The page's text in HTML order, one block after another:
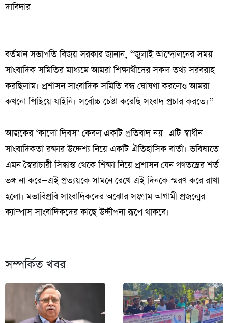
দাবিদার
‎বর্তমান সভাপতি বিজয় সরকার জানান, “জুলাই আন্দোলনের সময়
সাংবাদিক সমিতির মাধ্যমে আমরা শিক্ষার্থীদের সকল তথ্য সরবরাহ
করছিলাম। প্রশাসন সাংবাদিক সমিতি বন্ধ ঘোষণা করলেও আমরা
কখনো পিছিয়ে যাইনি। সর্বোচ্চ চেষ্টা করেছি সংবাদ প্রচার করতে।”
‎আজকের ‘কালো দিবস’ কেবল একটি প্রতিবাদ নয়—এটি স্বাধীন
সাংবাদিকতা রক্ষার উদ্দেশ্য নিয়ে একটি ঐতিহাসিক বার্তা। ভবিষ্যতে
এমন স্বৈরাচারী সিদ্ধান্ত থেকে শিক্ষা নিয়ে প্রশাসন যেন গণতন্ত্রের শর্ত
ভঙ্গ না করে—এই প্রত্যয়কে সামনে রেখে এই দিনকে স্মরণ করে রাখা
হলো। মভাবিপ্রবি সাংবাদিকদের অঝোর সংগ্রাম আগামী প্রজন্মের
ক্যাম্পাস সাংবাদিকদের কাছে উদ্দীপনা রূপে থাকবে।
সম্পর্কিত খবর